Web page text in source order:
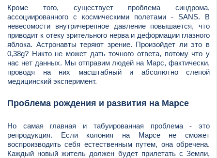
Кроме того, существует проблема синдрома,
ассоциированного с космическими полетами - SANS. В
невесомости внутричерепное давление повышается, что
приводит к отеку зрительного нерва и деформации глазного
яблока. Астронавты теряют зрение. Произойдет ли это в
0,38g? Никто не может дать точного ответа, потому что у
нас нет данных. Мы отправим людей на Марс, фактически,
проводя на них масштабный и абсолютно слепой
медицинский эксперимент.
Проблема рождения и развития на Марсе
Но самая главная и табуированная проблема - это
репродукция. Если колония на Марсе не сможет
воспроизводить себя естественным путем, она обречена.
Каждый новый житель должен будет прилетать с Земли,